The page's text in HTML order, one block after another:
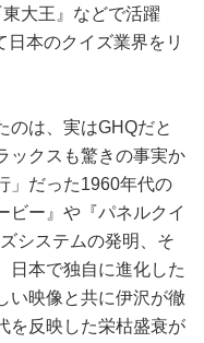
大王』などで活躍
日本のクイズ業界をリ
は、実はGHQだと
ックスも驚きの事実か
」だった1960年代の
ビー』や『パネルクイ
システムの発明、そ
日本で独自に進化した
い映像と共に伊沢が徹
を反映した栄枯盛衰が